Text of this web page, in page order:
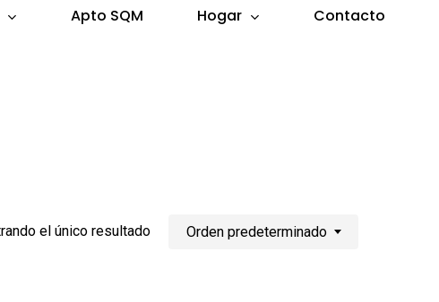
Apto SQM Hogar Contacto
el único resultado Orden predeterminado